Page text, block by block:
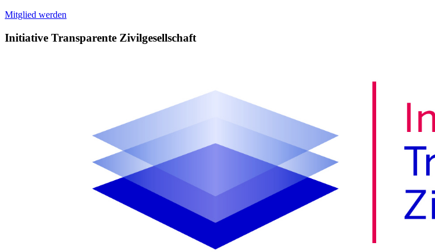
Mitglied werden
Initiative Transparente Zivilgesellschaft